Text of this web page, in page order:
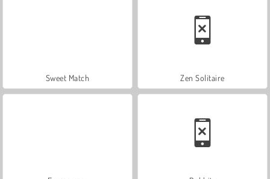
Sweet Match Zen Solitaire